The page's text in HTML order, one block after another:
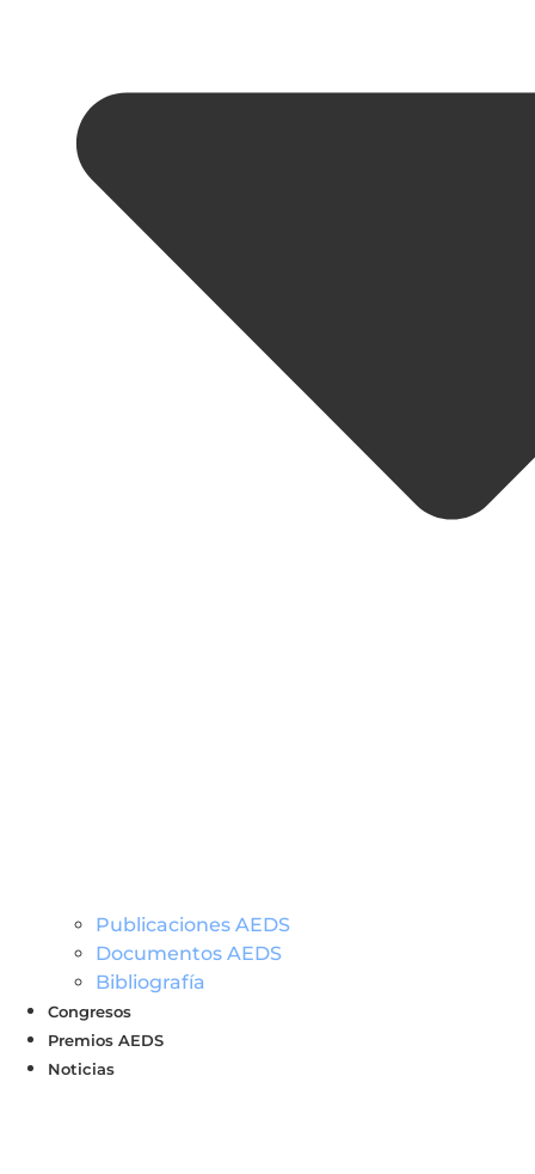
Publicaciones AEDS
Documentos AEDS
Bibliografía
Congresos
Premios AEDS
Noticias